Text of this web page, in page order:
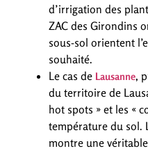
d’irrigation des
ZAC des Girondins
sous-sol orientent
souhaité.
Le cas de Lausanne,
du territoire de
hot spots » et les «
température du sol.
montre une